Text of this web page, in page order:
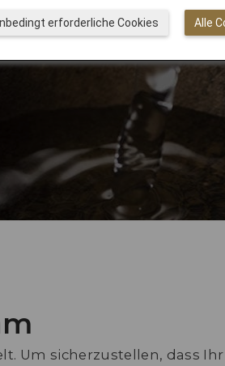
Um sicherzustellen, dass
Alle
erforderliche Cookies